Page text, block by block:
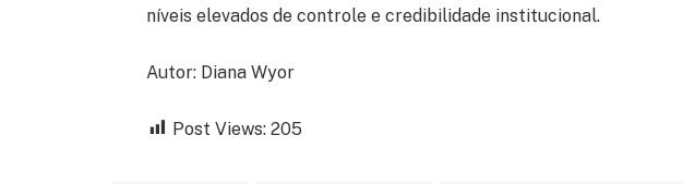
níveis elevados de controle e credibilidade institucional.
Autor: Diana Wyor
Post Views: 205